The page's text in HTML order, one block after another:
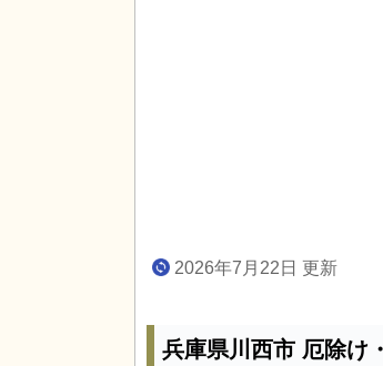
2026年7月22日 更新
兵庫県川西市 厄除け